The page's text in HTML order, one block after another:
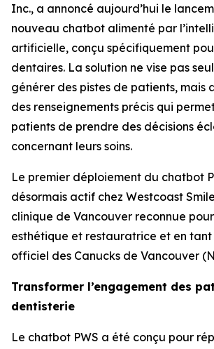
Inc., a annoncé aujourd’hui le
nouveau chatbot alimenté par
artificielle, conçu spécifiquement
dentaires. La solution ne vise pas
générer des pistes de patients, mais
des renseignements précis qui
patients de prendre des décisions
concernant leurs soins.
Le premier déploiement du chatbot
désormais actif chez Westcoast
clinique de Vancouver reconnue
esthétique et restauratrice et en
officiel des Canucks de Vancouver
Transformer l’engagement des
dentisterie
Le chatbot PWS a été conçu pour